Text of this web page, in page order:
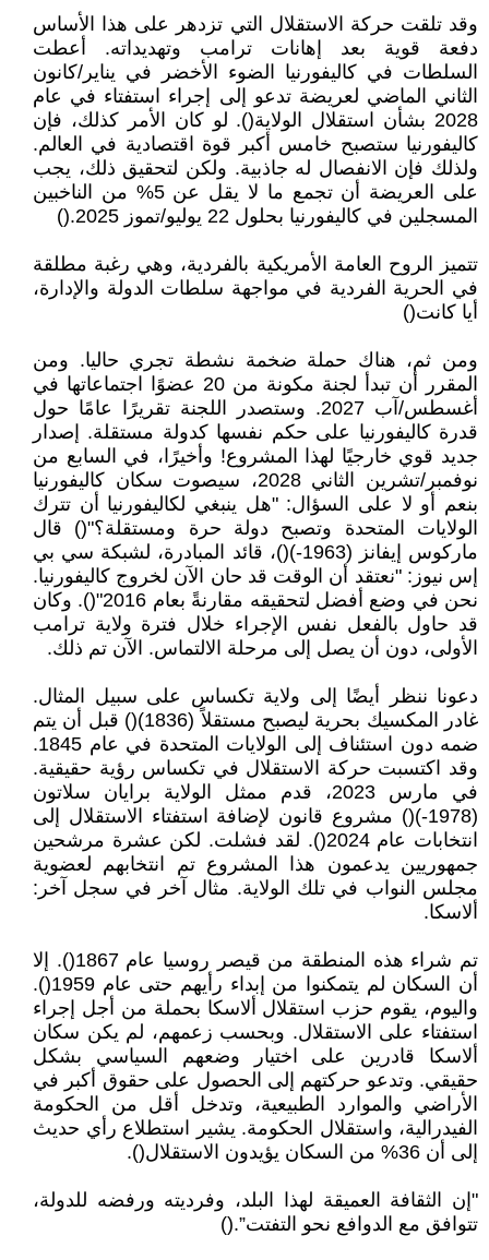
وقد تلقت حركة الاستقلال التي تزدهر على هذا الأساس
دفعة قوية بعد إهانات ترامب وتهديداته. أعطت
السلطات في كاليفورنيا الضوء الأخضر في يناير/كانون
الثاني الماضي لعريضة تدعو إلى إجراء استفتاء في عام
2028 بشأن استقلال الولاية(). لو كان الأمر كذلك، فإن
كاليفورنيا ستصبح خامس أكبر قوة اقتصادية في العالم.
ولذلك فإن الانفصال له جاذبية. ولكن لتحقيق ذلك، يجب
على العريضة أن تجمع ما لا يقل عن 5% من الناخبين
المسجلين في كاليفورنيا بحلول 22 يوليو/تموز 2025.()
تتميز الروح العامة الأمريكية بالفردية، وهي رغبة مطلقة
في الحرية الفردية في مواجهة سلطات الدولة والإدارة،
أيا كانت()
ومن ثم، هناك حملة ضخمة نشطة تجري حاليا. ومن
المقرر أن تبدأ لجنة مكونة من 20 عضوًا اجتماعاتها في
أغسطس/آب 2027. وستصدر اللجنة تقريرًا عامًا حول
قدرة كاليفورنيا على حكم نفسها كدولة مستقلة. إصدار
جديد قوي خارجيًا لهذا المشروع! وأخيرًا، في السابع من
نوفمبر/تشرين الثاني 2028، سيصوت سكان كاليفورنيا
بنعم أو لا على السؤال: "هل ينبغي لكاليفورنيا أن تترك
الولايات المتحدة وتصبح دولة حرة ومستقلة؟"() قال
ماركوس إيفانز (1963-)()، قائد المبادرة، لشبكة سي بي
إس نيوز: "نعتقد أن الوقت قد حان الآن لخروج كاليفورنيا.
نحن في وضع أفضل لتحقيقه مقارنةً بعام 2016"(). وكان
قد حاول بالفعل نفس الإجراء خلال فترة ولاية ترامب
الأولى، دون أن يصل إلى مرحلة الالتماس. الآن تم ذلك.
دعونا ننظر أيضًا إلى ولاية تكساس على سبيل المثال.
غادر المكسيك بحرية ليصبح مستقلاً (1836)() قبل أن يتم
ضمه دون استئناف إلى الولايات المتحدة في عام 1845.
وقد اكتسبت حركة الاستقلال في تكساس رؤية حقيقية.
في مارس 2023، قدم ممثل الولاية برايان سلاتون
(1978-)() مشروع قانون لإضافة استفتاء الاستقلال إلى
انتخابات عام 2024(). لقد فشلت. لكن عشرة مرشحين
جمهوريين يدعمون هذا المشروع تم انتخابهم لعضوية
مجلس النواب في تلك الولاية. مثال آخر في سجل آخر:
ألاسكا.
تم شراء هذه المنطقة من قيصر روسيا عام 1867(). إلا
أن السكان لم يتمكنوا من إبداء رأيهم حتى عام 1959().
واليوم، يقوم حزب استقلال ألاسكا بحملة من أجل إجراء
استفتاء على الاستقلال. وبحسب زعمهم، لم يكن سكان
ألاسكا قادرين على اختيار وضعهم السياسي بشكل
حقيقي. وتدعو حركتهم إلى الحصول على حقوق أكبر في
الأراضي والموارد الطبيعية، وتدخل أقل من الحكومة
الفيدرالية، واستقلال الحكومة. يشير استطلاع رأي حديث
إلى أن 36% من السكان يؤيدون الاستقلال().
"إن الثقافة العميقة لهذا البلد، وفرديته ورفضه للدولة،
تتوافق مع الدوافع نحو التفتت”.()